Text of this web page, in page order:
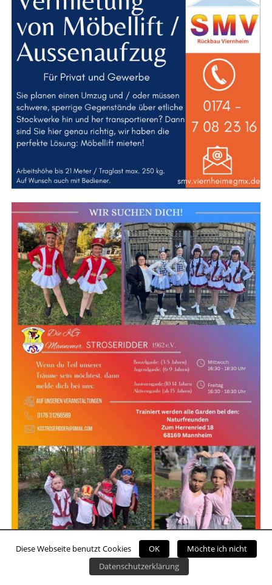
Diese Webseite benutzt Cookies OK
Möchte ich nicht
Datenschutzerklärung